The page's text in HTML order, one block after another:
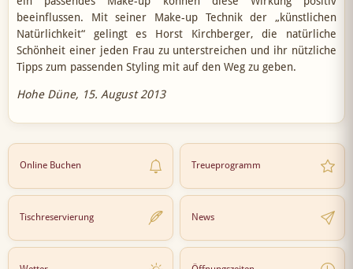
beeinflussen. Mit seiner Make-up Technik der „künstlichen
Natürlichkeit“ gelingt es Horst Kirchberger, die natürliche
Schönheit einer jeden Frau zu unterstreichen und ihr nützliche
Tipps zum passenden Styling mit auf den Weg zu geben.
Hohe Düne, 15. August 2013
Online Buchen Treueprogramm
Tischreservierung News